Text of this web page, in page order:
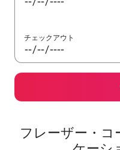
チェックアウト
フレーザー・